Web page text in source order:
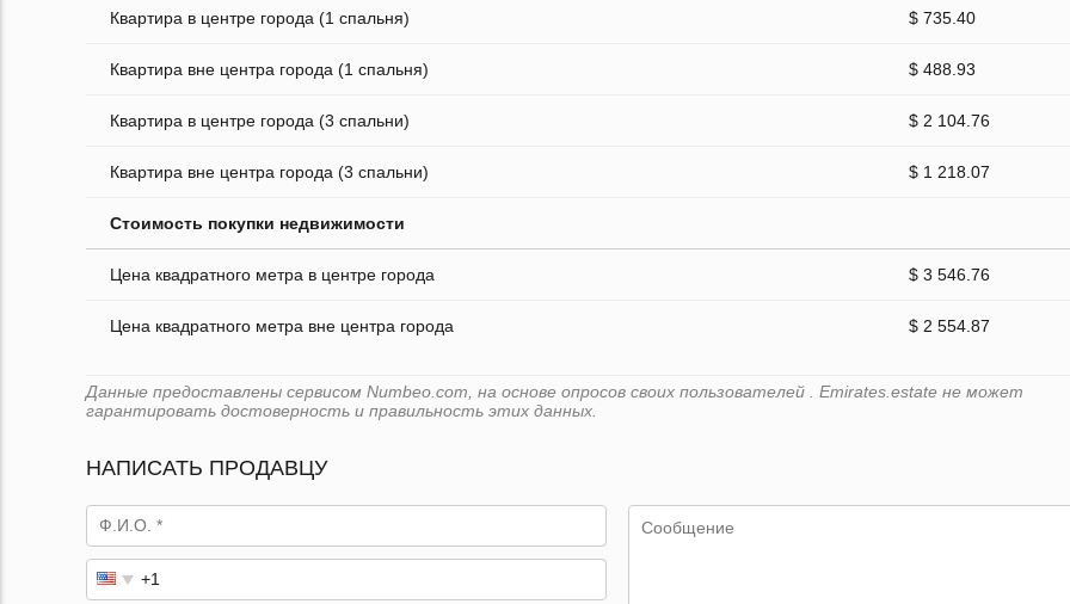
Квартира в центре города (1 спальня) $ 735.40
Квартира вне центра города (1 спальня) $ 488.93
Квартира в центре города (3 спальни) $ 2 104.76
Квартира вне центра города (3 спальни) $ 1 218.07
Стоимость покупки недвижимости
Цена квадратного метра в центре города $ 3 546.76
Цена квадратного метра вне центра города $ 2 554.87
Данные предоставлены сервисом Numbeo.com, на основе опросов своих пользователей . Emirates.estate не может
гарантировать достоверность и правильность этих данных.
НАПИСАТЬ ПРОДАВЦУ